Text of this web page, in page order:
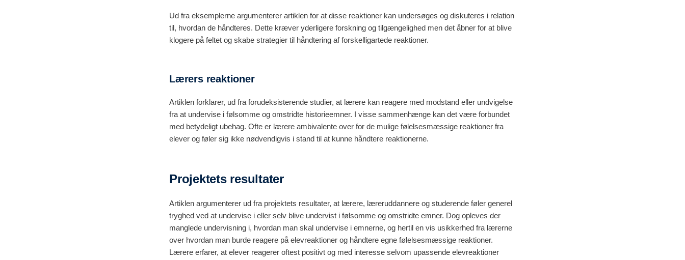
Ud fra eksemplerne argumenterer artiklen for at disse reaktioner kan undersøges og diskuteres i relation
til, hvordan de håndteres. Dette kræver yderligere forskning og tilgængelighed men det åbner for at blive
klogere på feltet og skabe strategier til håndtering af forskelligartede reaktioner.
Lærers reaktioner
Artiklen forklarer, ud fra forudeksisterende studier, at lærere kan reagere med modstand eller undvigelse
fra at undervise i følsomme og omstridte historieemner. I visse sammenhænge kan det være forbundet
med betydeligt ubehag. Ofte er lærere ambivalente over for de mulige følelsesmæssige reaktioner fra
elever og føler sig ikke nødvendigvis i stand til at kunne håndtere reaktionerne.
Projektets resultater
Artiklen argumenterer ud fra projektets resultater, at lærere, læreruddannere og studerende føler generel
tryghed ved at undervise i eller selv blive undervist i følsomme og omstridte emner. Dog opleves der
manglede undervisning i, hvordan man skal undervise i emnerne, og hertil en vis usikkerhed fra lærerne
over hvordan man burde reagere på elevreaktioner og håndtere egne følelsesmæssige reaktioner.
Lærere erfarer, at elever reagerer oftest positivt og med interesse selvom upassende elevreaktioner